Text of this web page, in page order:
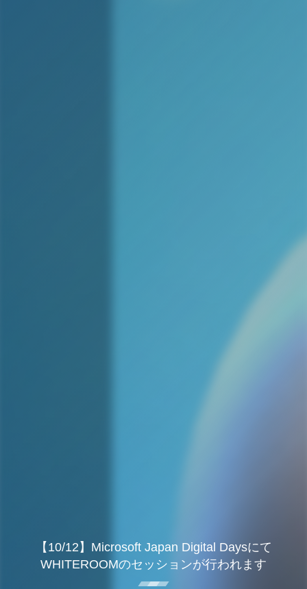
【10/12】Microsoft Japan Digital Daysにて
WHITEROOMのセッションが行われます